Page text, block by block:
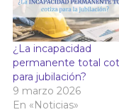
¿La incapacidad
permanente total
para jubilación?
9 marzo 2026
En «Noticias»